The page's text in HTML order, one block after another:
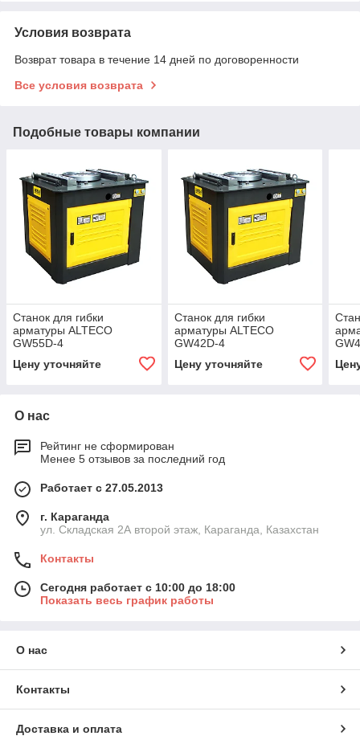
Условия возврата
Возврат товара в течение 14 дней по договоренности
Все условия возврата
Подобные товары компании
Станок для гибки
арматуры ALTECO
GW55D-4
Цену уточняйте
Станок для гибки
арматуры ALTECO
GW42D-4
Цену уточняйте
О нас
Рейтинг не сформирован
Менее 5 отзывов за последний год
Работает с 27.05.2013
г. Караганда
ул. Складская 2А второй этаж, Караганда, Казахстан
Контакты
Сегодня работает с 10:00 до 18:00
Показать весь график работы
О нас
Контакты
Доставка и оплата